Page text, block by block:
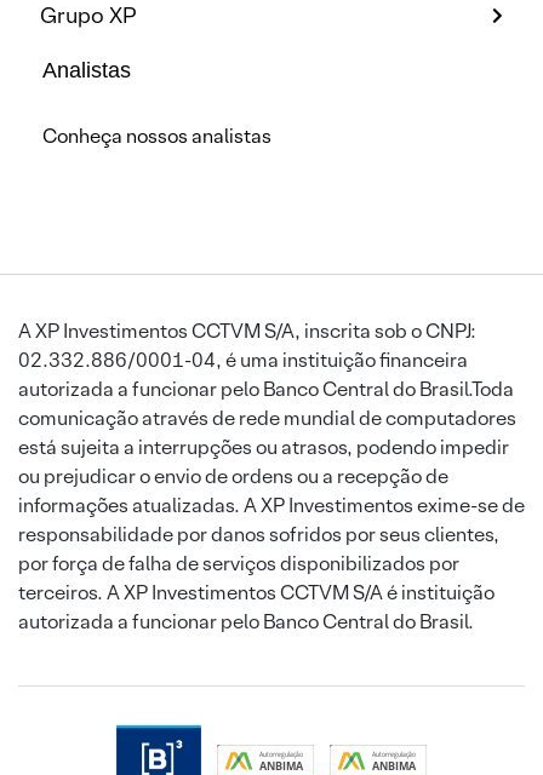
Grupo XP
Analistas
Conheça nossos analistas
A XP Investimentos CCTVM S/A, inscrita sob o CNPJ:
02.332.886/0001-04, é uma instituição financeira
autorizada a funcionar pelo Banco Central do Brasil.Toda
comunicação através de rede mundial de computadores
está sujeita a interrupções ou atrasos, podendo impedir
ou prejudicar o envio de ordens ou a recepção de
informações atualizadas. A XP Investimentos exime-se de
responsabilidade por danos sofridos por seus clientes,
por força de falha de serviços disponibilizados por
terceiros. A XP Investimentos CCTVM S/A é instituição
autorizada a funcionar pelo Banco Central do Brasil.